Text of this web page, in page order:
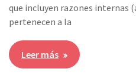
que incluyen razones internas
pertenecen a la
Leer más